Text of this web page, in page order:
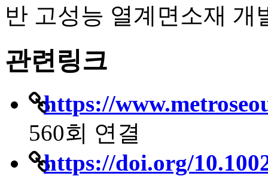
반 고성능 열계면소재 개
관련링크
https://
560회 연결
https://doi.org/